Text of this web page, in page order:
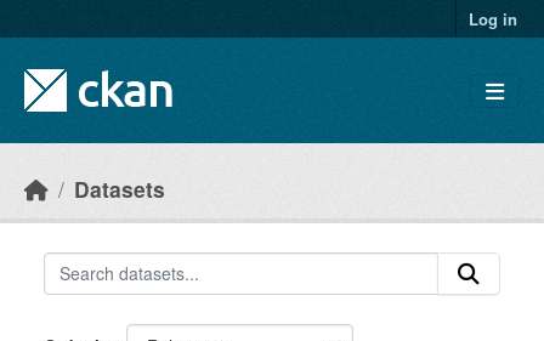
Log in
Datasets